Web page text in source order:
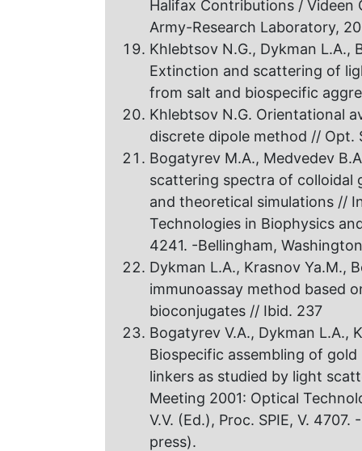
Halifax Contributions / Videen
Army-Research Laboratory,
Khlebtsov N.G., Dykman L.A.,
Extinction and scattering of
from salt and biospecific
Khlebtsov N.G. Orientational
discrete dipole method // Opt.
Bogatyrev М.А., Medvedev
scattering spectra оf colloidal
and theoretical simulations //
Technologies in Biophysics
4241. -Bellingham,
Dykman L.A., Krasnov Ya.M.,
immunoassay method based
bioconjugates // Ibid. 237
Bogatyrev V.A., Dykman L.A.,
Biospecific assembling of
linkers аs studied by light
Meeting 2001: Optical
V.V. (Ed.), Proc. SPIE, V.
press).